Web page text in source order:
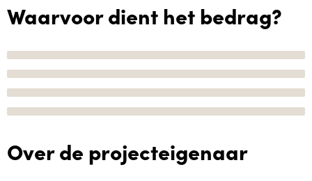
Waarvoor dient het bedrag?
Over de projecteigenaar